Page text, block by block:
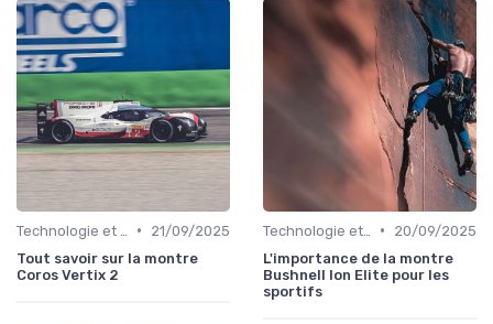
•
21/09/2025
Tout savoir sur la montre
Coros Vertix 2
•
20/09/2025
L'importance de la montre
Bushnell Ion Elite pour les
sportifs